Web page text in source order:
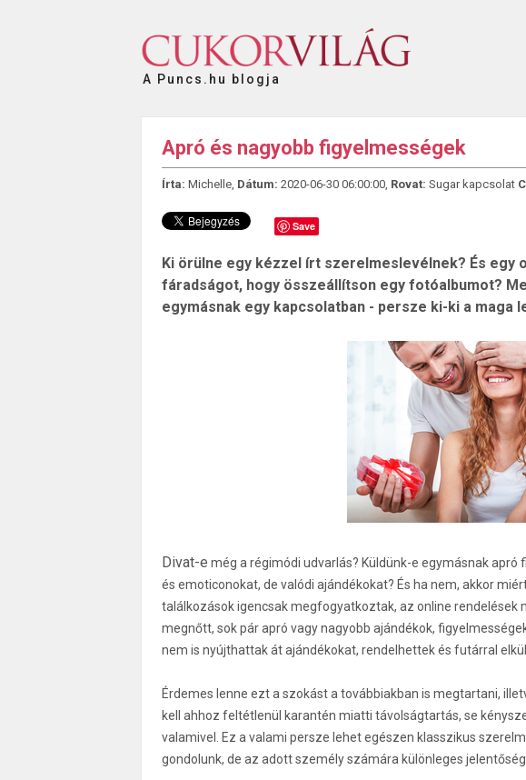
A Puncs.hu blogja
Apró és nagyobb figyelmességek
Írta: Michelle, Dátum: 2020-06-30 06:00:00, Rovat: Sugar kapcsolat
Save
Ki örülne egy kézzel írt szerelmeslevélnek? És egy
fáradságot, hogy összeállítson egy fotóalbumot?
egymásnak egy kapcsolatban - persze ki-ki a maga
Divat-e még a régimódi udvarlás? Küldünk-e egymásnak
és emoticonokat, de valódi ajándékokat? És ha nem, akkor
találkozások igencsak megfogyatkoztak, az online
megnőtt, sok pár apró vagy nagyobb ajándékok,
nem is nyújthattak át ajándékokat, rendelhettek és futárral
Érdemes lenne ezt a szokást a továbbiakban is megtartani,
kell ahhoz feltétlenül karantén miatti távolságtartás, se
valamivel. Ez a valami persze lehet egészen klasszikus
gondolunk, de az adott személy számára különleges